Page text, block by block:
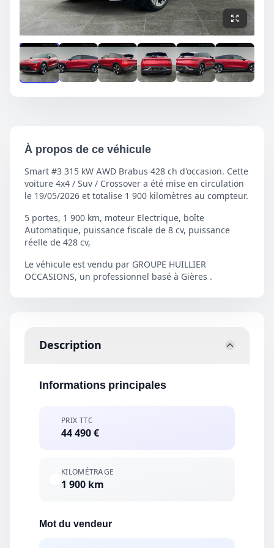
Description
Informations principales
PRIX TTC
44 490 €
KILOMÉTRAGE
1 900 km
Mot du vendeur
À propos de ce véhicule
Smart #3 315 kW AWD Brabus 428 ch d'occasion. Cette
voiture 4x4 / Suv / Crossover a été mise en circulation
le 19/05/2026 et totalise 1 900 kilomètres au compteur.
5 portes, 1 900 km, moteur Electrique, boîte
Automatique, puissance fiscale de 8 cv, puissance
réelle de 428 cv,
Le véhicule est vendu par GROUPE HUILLIER
OCCASIONS, un professionnel basé à Gières .